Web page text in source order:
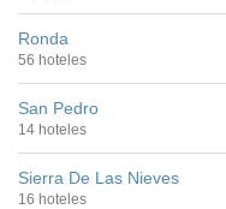
Ronda
56 hoteles
San Pedro
14 hoteles
Sierra De Las Nieves
16 hoteles